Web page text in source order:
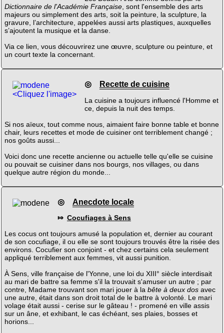
Dictionnaire de l'Académie Française, sont l'ensemble des arts
majeurs ou simplement des arts, soit la peinture, la sculpture, la
gravure, l’architecture, appelées aussi arts plastiques, auxquelles
s’ajoutent la musique et la danse.
Via ce lien, vous découvrirez une œuvre, sculpture ou peinture, et
un court texte la concernant.
<Cliquez l'image>
◎ Recette de cuisine
La cuisine a toujours influencé l'Homme et
ce, depuis la nuit des temps.
Si nos aïeux, tout comme nous, aimaient faire bonne table et bonne
chair, leurs recettes et mode de cuisiner ont terriblement changé ;
nos goûts aussi...
Voici donc une recette ancienne ou actuelle telle qu'elle se cuisine
ou pouvait se cuisiner dans nos bourgs, nos villages, ou dans
quelque autre région du monde...
◎ Anecdote locale
⤇ Cocufiages à Sens
Les cocus ont toujours amusé la population et, dernier au courant
de son cocufiage, il ou elle se sont toujours trouvés être la risée des
environs. Cocufier son conjoint - et chez certains cela seulement
appliqué terriblement aux femmes, vit aussi punition.
À Sens, ville française de l'Yonne, une loi du XIII° siècle interdisait
au mari de battre sa femme s'il la trouvait s'amuser un autre ; par
contre, Madame trouvant son mari jouer à la bête à deux dosavec
une autre, était dans son droit total de le battre à volonté. Le mari
volage était aussi - cerise sur le gâteau ! - promené en ville assis
sur un âne, et exhibant, le cas échéant, ses plaies, bosses et
horions...